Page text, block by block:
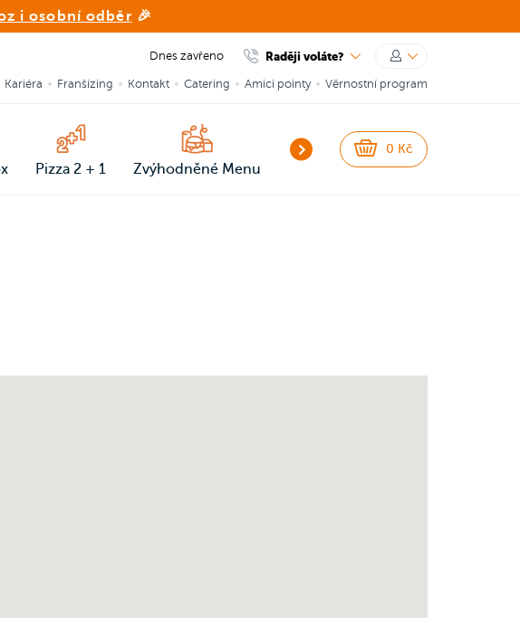
i osobní odběr 🎉
Dnes zavřeno Raději voláte?
Kariéra Franšízing Kontakt Catering Amici pointy Věrnostní program
Pizza 2 + 1 Zvýhodněné Menu Smash Burgery Burgery
0 Kč